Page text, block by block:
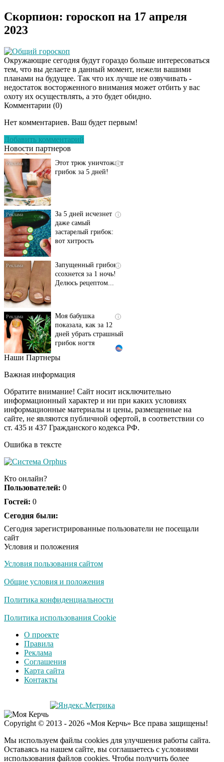
Скорпион: гороскоп на 17 апреля
2023
Общий гороскоп
Окружающие сегодня будут гораздо больше интересоваться
тем, что вы делаете в данный момент, нежели вашими
планами на будущее. Так что их лучше не озвучивать -
недостаток восторженного внимания может отбить у вас
охоту их осуществлять, а это будет обидно.
Комментарии (0)
Нет комментариев. Ваш будет первым!
Добавить комментарий
Новости партнеров
Даже самый
исчезнет с корнем,
грибок за 5 дней!
даже самый
застарелый грибок:
вот хитрость
ссохнется за 1 ночь!
Делюсь рецептом...
показала, как за 12
дней убрать страшный
грибок ногтя
Этот танец невесты
Пересмотрела 10 раз
i
Ролик длится пару
секунд, но вы будете в
шоке от увиденного
Ролик из Омска: вы
Ржу не переставая, это
не раз
Скрытая камера на
люди вытворяют, когда
Ролик длится
смеяться вы будете
Королева вагона
отожгла! Видео не
оставит равнодушным
патриотизме
Плющенко отправляет
сына выступать за
Азербайджан
Наши Партнеры
Важная информация
Обратите внимание! Сайт носит исключительно
информационный характер и ни при каких условиях
информационные материалы и цены, размещенные на
сайте, не являются публичной офертой, в соответствии со
ст. 435 и 437 Гражданского кодекса РФ.
Ошибка в тексте
Кто онлайн?
Пользователей: 0
Гостей: 0
Сегодня были:
Сегодня зарегистрированные пользователи не посещали
сайт
Условия и положения
Условия пользования сайтом
Общие условия и положения
Политика конфиденциальности
Политика использования Cookie
О проекте
Правила
Реклама
Соглашения
Карта сайта
Контакты
Copyright © 2013 - 2026 «Моя Керчь» Все права защищены!
Мы используем файлы cookies для улучшения работы сайта.
Оставаясь на нашем сайте, вы соглашаетесь с условиями
использования файлов cookies. Чтобы получить более